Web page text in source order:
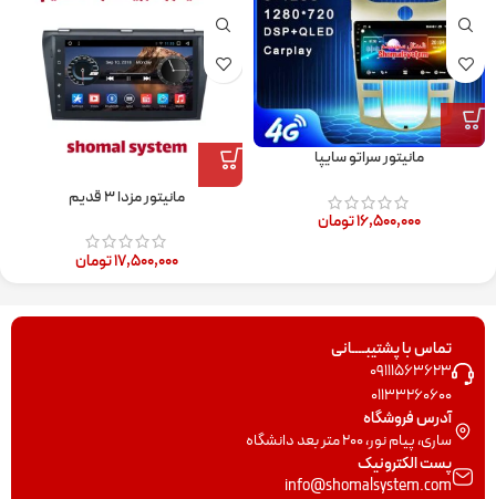
مانیتور سراتو سایپا
۱۶,۵۰۰,۰۰۰تومان
مانیتور مزدا ۳ قدیم
۱۷,۵۰۰,۰۰۰تومان
تماس با پشتیبــــانی
09111563623
01133260600
آدرس فروشگاه
ساری، پیام نور، 200 متر بعد دانشگاه
پست الکترونیک
info@shomalsystem.com